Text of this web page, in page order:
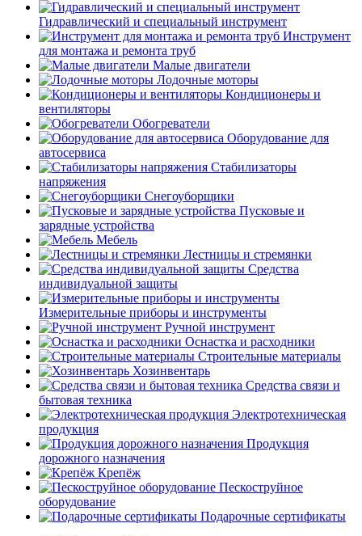
Гидравлический и специальный инструмент
Инструмент
для монтажа и ремонта труб
Малые двигатели
Лодочные моторы
Кондиционеры и
вентиляторы
Обогреватели
Оборудование для
автосервиса
Стабилизаторы
напряжения
Снегоуборщики
Пусковые и
зарядные устройства
Мебель
Лестницы и стремянки
Средства
индивидуальной защиты
Измерительные приборы и инструменты
Ручной инструмент
Оснастка и расходники
Строительные материалы
Хозинвентарь
Средства связи и
бытовая техника
Электротехническая
продукция
Продукция
дорожного назначения
Крепёж
Пескоструйное
оборудование
Подарочные сертификаты